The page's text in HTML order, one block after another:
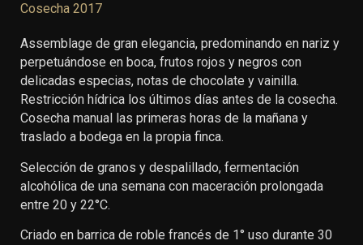
Cosecha 2017
Assemblage de gran elegancia, predominando en nariz y
perpetuándose en boca, frutos rojos y negros con
delicadas especias, notas de chocolate y vainilla.
Restricción hídrica los últimos días antes de la cosecha.
Cosecha manual las primeras horas de la mañana y
traslado a bodega en la propia finca.
Selección de granos y despalillado, fermentación
alcohólica de una semana con maceración prolongada
entre 20 y 22°C.
Criado en barrica de roble francés de 1° uso durante 30